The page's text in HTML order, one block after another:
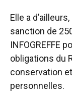
Elle a
sanction de
INFOGREFFE
obligations du
conservation
personnelles.